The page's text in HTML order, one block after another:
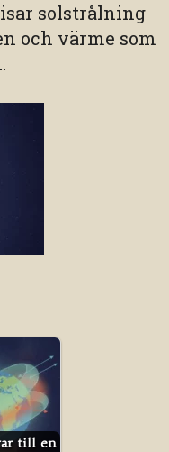
solstrålning
och värme som
till en